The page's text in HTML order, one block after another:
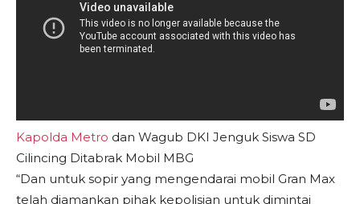
Kapolda Metro dan Wagub DKI Jenguk Siswa SD
Cilincing Ditabrak Mobil MBG
“Dan untuk sopir yang mengendarai mobil Gran Max
telah diamankan pihak kepolisian untuk dimintai